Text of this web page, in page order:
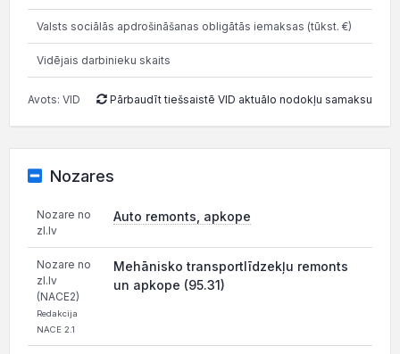
Valsts sociālās apdrošināšanas obligātās iemaksas (tūkst. €)
Vidējais darbinieku skaits
Avots: VID Pārbaudīt tiešsaistē VID aktuālo nodokļu samaksu
Nozares
Nozare no
zl.lv
Auto remonts, apkope
Nozare no
zl.lv
(NACE2)
Redakcija
NACE 2.1
Mehānisko transportlīdzekļu remonts
un apkope (95.31)